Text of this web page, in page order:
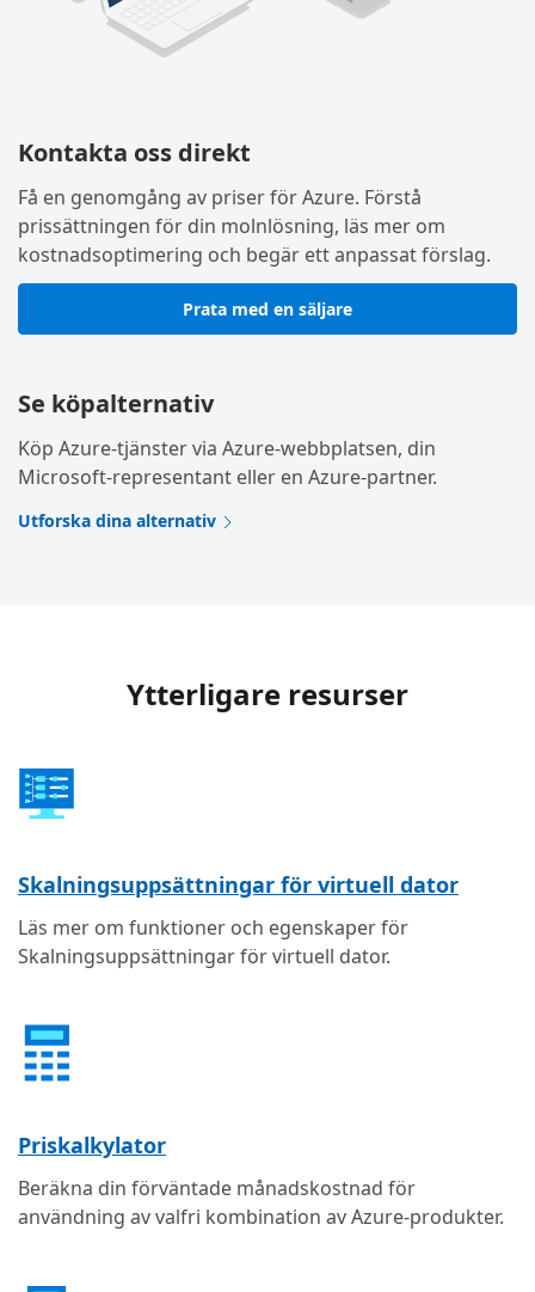
Kontakta oss direkt
Få en genomgång av priser för Azure. Förstå
prissättningen för din molnlösning, läs mer om
kostnadsoptimering och begär ett anpassat förslag.
Prata med en säljare
Se köpalternativ
Köp Azure-tjänster via Azure-webbplatsen, din
Microsoft-representant eller en Azure-partner.
Utforska dina alternativ
Ytterligare resurser
Skalningsuppsättningar för virtuell dator
Läs mer om funktioner och egenskaper för
Skalningsuppsättningar för virtuell dator.
Priskalkylator
Beräkna din förväntade månadskostnad för
användning av valfri kombination av Azure-produkter.